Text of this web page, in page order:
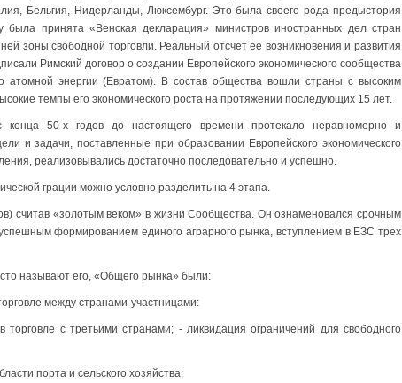
Бельгия, Нидерланды, Люксембург. Это была своего рода предыстория
была принята «Венская декларация» министров иностранных дел стран
зоны свободной торговли. Реальный отсчет ее возникновения и развития
Римский договор о создании Европейского экономического сообщества
атомной энергии (Евратом). В состав общества вошли страны с высоким
темпы его экономического роста на протяжении последующих 15 лет.
конца 50-х годов до настоящего времени протекало неравномерно и
и задачи, поставленные при образовании Европейского экономического
реализовывались достаточно последовательно и успешно.
грации можно условно разделить на 4 этапа.
считав «золотым веком» в жизни Сообщества. Он ознаменовался срочным
формированием единого аграрного рынка, вступлением в ЕЗС трех
называют его, «Общего рынка» были:
между странами-участницами:
с третьими странами; - ликвидация ограничений для свободного
порта и сельского хозяйства;